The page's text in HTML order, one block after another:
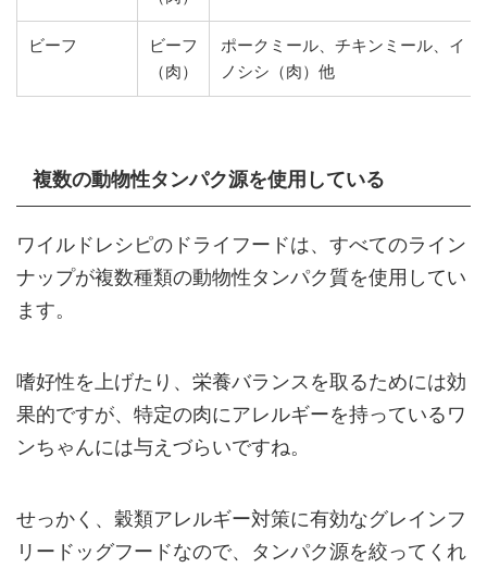
ビーフ
ビーフ
（肉）
ポークミール、チキンミール、イ
ノシシ（肉）他
複数の動物性タンパク源を使用している
ワイルドレシピのドライフードは、すべてのライン
ナップが複数種類の動物性タンパク質を使用してい
ます。
嗜好性を上げたり、栄養バランスを取るためには効
果的ですが、特定の肉にアレルギーを持っているワ
ンちゃんには与えづらいですね。
せっかく、穀類アレルギー対策に有効なグレインフ
リードッグフードなので、タンパク源を絞ってくれ